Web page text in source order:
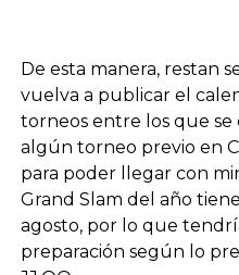
De esta manera, restan
vuelva a publicar el
torneos entre los que se
algún torneo previo en
para poder llegar con
Grand Slam del año
agosto, por lo que
preparación según lo